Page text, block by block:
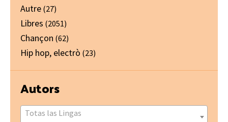
Autre (27)
Libres (2051)
Chançon (62)
Hip hop, electrò (23)
Autors
Totas las Lingas